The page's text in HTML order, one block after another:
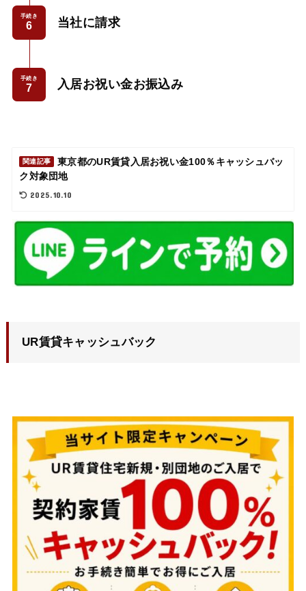
手続き 当社に請求
手続き 入居お祝い金お振込み
関連記事
東京都のUR賃貸入居お祝い金100％キャッシュバッ
ク対象団地
2025.10.10
UR賃貸キャッシュバック